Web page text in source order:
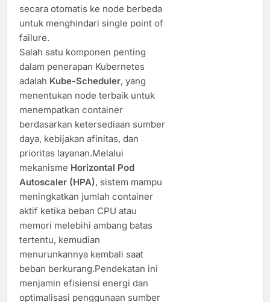
secara otomatis ke node berbeda
untuk menghindari single point of
failure.
Salah satu komponen penting
dalam penerapan Kubernetes
adalah Kube-Scheduler, yang
menentukan node terbaik untuk
menempatkan container
berdasarkan ketersediaan sumber
daya, kebijakan afinitas, dan
prioritas layanan.Melalui
mekanisme Horizontal Pod
Autoscaler (HPA), sistem mampu
meningkatkan jumlah container
aktif ketika beban CPU atau
memori melebihi ambang batas
tertentu, kemudian
menurunkannya kembali saat
beban berkurang.Pendekatan ini
menjamin efisiensi energi dan
optimalisasi penggunaan sumber